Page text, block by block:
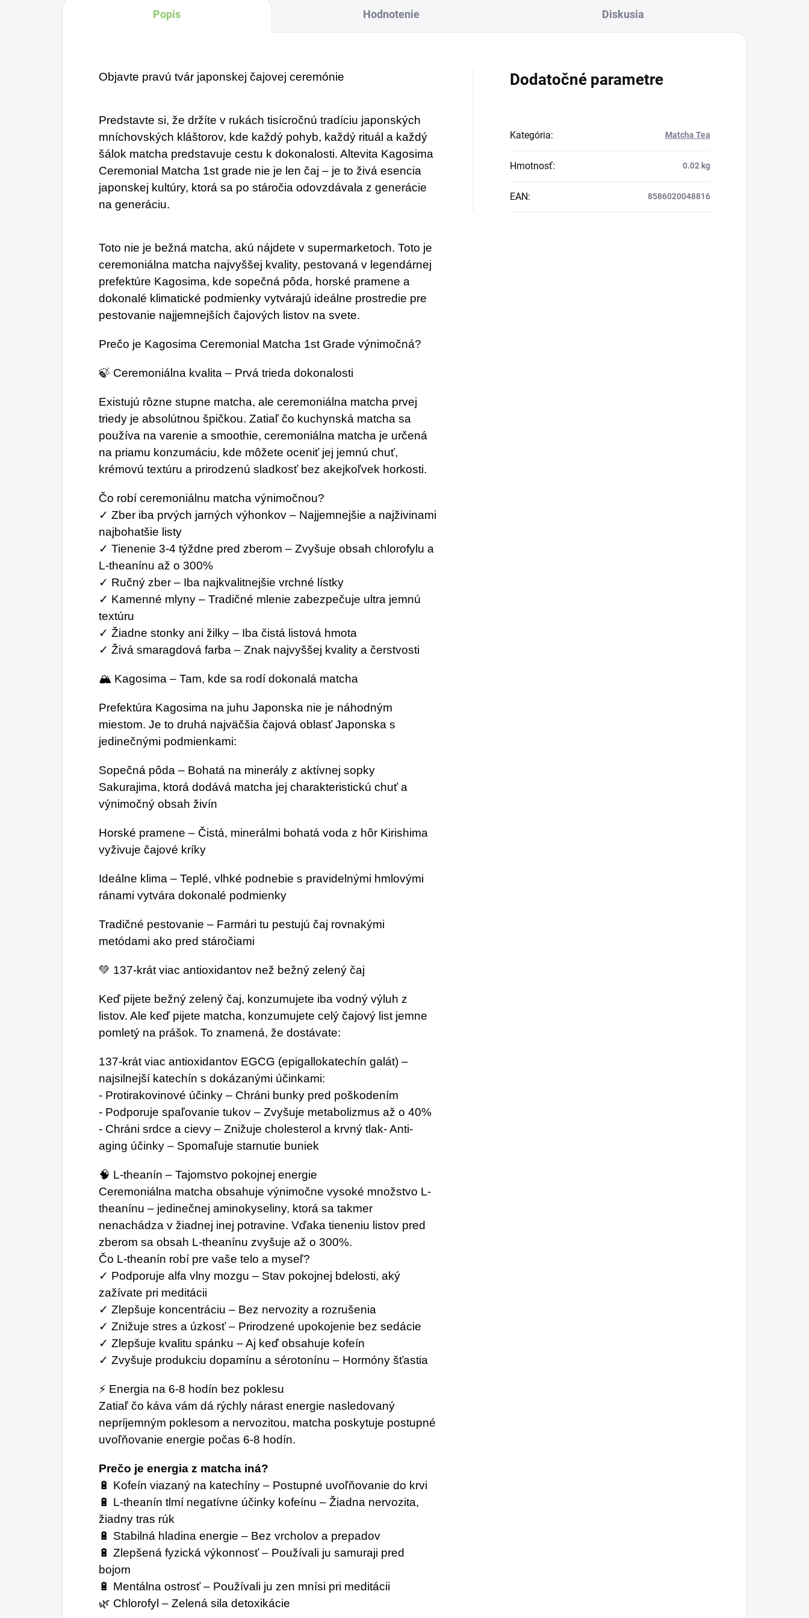
Popis Hodnotenie Diskusia
Objavte pravú tvár japonskej čajovej ceremónie
Predstavte si, že držíte v rukách tisícročnú tradíciu japonských
mníchovských kláštorov, kde každý pohyb, každý rituál a každý
šálok matcha predstavuje cestu k dokonalosti. Altevita Kagosima
Ceremonial Matcha 1st grade nie je len čaj – je to živá esencia
japonskej kultúry, ktorá sa po stáročia odovzdávala z generácie
na generáciu.
Toto nie je bežná matcha, akú nájdete v supermarketoch. Toto je
ceremoniálna matcha najvyššej kvality, pestovaná v legendárnej
prefektúre Kagosima, kde sopečná pôda, horské pramene a
dokonalé klimatické podmienky vytvárajú ideálne prostredie pre
pestovanie najjemnejších čajových listov na svete.
Prečo je Kagosima Ceremonial Matcha 1st Grade výnimočná?
🍃 Ceremoniálna kvalita – Prvá trieda dokonalosti
Existujú rôzne stupne matcha, ale ceremoniálna matcha prvej
triedy je absolútnou špičkou. Zatiaľ čo kuchynská matcha sa
používa na varenie a smoothie, ceremoniálna matcha je určená
na priamu konzumáciu, kde môžete oceniť jej jemnú chuť,
krémovú textúru a prirodzenú sladkosť bez akejkoľvek horkosti.
Čo robí ceremoniálnu matcha výnimočnou?
✓ Zber iba prvých jarných výhonkov – Najjemnejšie a najživinami
najbohatšie listy
✓ Tienenie 3-4 týždne pred zberom – Zvyšuje obsah chlorofylu a
L-theanínu až o 300%
✓ Ručný zber – Iba najkvalitnejšie vrchné lístky
✓ Kamenné mlyny – Tradičné mlenie zabezpečuje ultra jemnú
textúru
✓ Žiadne stonky ani žilky – Iba čistá listová hmota
✓ Živá smaragdová farba – Znak najvyššej kvality a čerstvosti
🏔️ Kagosima – Tam, kde sa rodí dokonalá matcha
Prefektúra Kagosima na juhu Japonska nie je náhodným
miestom. Je to druhá najväčšia čajová oblasť Japonska s
jedinečnými podmienkami:
Sopečná pôda – Bohatá na minerály z aktívnej sopky
Sakurajima, ktorá dodává matcha jej charakteristickú chuť a
výnimočný obsah živín
Horské pramene – Čistá, minerálmi bohatá voda z hôr Kirishima
vyživuje čajové kríky
Ideálne klima – Teplé, vlhké podnebie s pravidelnými hmlovými
ránami vytvára dokonalé podmienky
Tradičné pestovanie – Farmári tu pestujú čaj rovnakými
metódami ako pred stáročiami
💚 137-krát viac antioxidantov než bežný zelený čaj
Keď pijete bežný zelený čaj, konzumujete iba vodný výluh z
listov. Ale keď pijete matcha, konzumujete celý čajový list jemne
pomletý na prášok. To znamená, že dostávate:
137-krát viac antioxidantov EGCG (epigallokatechín galát) –
najsilnejší katechín s dokázanými účinkami:
- Protirakovinové účinky – Chráni bunky pred poškodením
- Podporuje spaľovanie tukov – Zvyšuje metabolizmus až o 40%
- Chráni srdce a cievy – Znižuje cholesterol a krvný tlak- Anti-
aging účinky – Spomaľuje starnutie buniek
🧠 L-theanín – Tajomstvo pokojnej energie
Ceremoniálna matcha obsahuje výnimočne vysoké množstvo L-
theanínu – jedinečnej aminokyseliny, ktorá sa takmer
nenachádza v žiadnej inej potravine. Vďaka tieneniu listov pred
zberom sa obsah L-theanínu zvyšuje až o 300%.
Čo L-theanín robí pre vaše telo a myseľ?
✓ Podporuje alfa vlny mozgu – Stav pokojnej bdelosti, aký
zažívate pri meditácii
✓ Zlepšuje koncentráciu – Bez nervozity a rozrušenia
✓ Znižuje stres a úzkosť – Prirodzené upokojenie bez sedácie
✓ Zlepšuje kvalitu spánku – Aj keď obsahuje kofeín
✓ Zvyšuje produkciu dopamínu a sérotonínu – Hormóny šťastia
⚡ Energia na 6-8 hodín bez poklesu
Zatiaľ čo káva vám dá rýchly nárast energie nasledovaný
nepríjemným poklesom a nervozitou, matcha poskytuje postupné
uvoľňovanie energie počas 6-8 hodín.
Prečo je energia z matcha iná?
🔋 Kofeín viazaný na katechíny – Postupné uvoľňovanie do krvi
🔋 L-theanín tlmí negatívne účinky kofeínu – Žiadna nervozita,
žiadny tras rúk
🔋 Stabilná hladina energie – Bez vrcholov a prepadov
🔋 Zlepšená fyzická výkonnosť – Používali ju samuraji pred
bojom
🔋 Mentálna ostrosť – Používali ju zen mnísi pri meditácii
🌿 Chlorofyl – Zelená sila detoxikácie
Dodatočné parametre
Kategória: Matcha Tea
Hmotnosť: 0.02 kg
EAN: 8586020048816